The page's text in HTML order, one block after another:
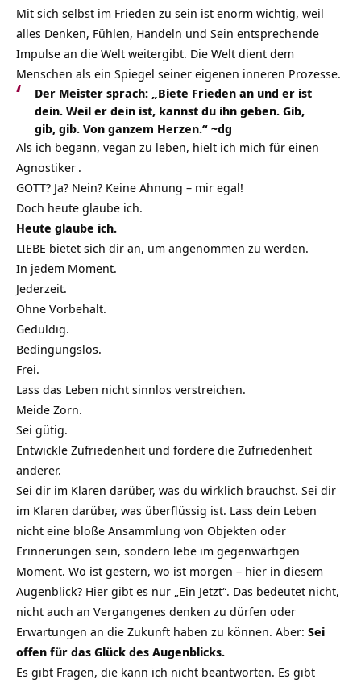
Mit sich selbst im Frieden zu sein ist enorm wichtig, weil
alles Denken, Fühlen, Handeln und Sein entsprechende
Impulse an die Welt weitergibt. Die Welt dient dem
Menschen als ein Spiegel seiner eigenen inneren Prozesse.
Der Meister sprach: „Biete Frieden an und er ist
dein. Weil er dein ist, kannst du ihn geben. Gib,
gib, gib. Von ganzem Herzen.“ ~dg
Als ich begann, vegan zu leben, hielt ich mich für einen
Agnostiker .
GOTT? Ja? Nein? Keine Ahnung – mir egal!
Doch heute glaube ich.
Heute glaube ich.
LIEBE bietet sich dir an, um angenommen zu werden.
In jedem Moment.
Jederzeit.
Ohne Vorbehalt.
Geduldig.
Bedingungslos.
Frei.
Lass das Leben nicht sinnlos verstreichen.
Meide Zorn.
Sei gütig.
Entwickle Zufriedenheit und fördere die Zufriedenheit
anderer.
Sei dir im Klaren darüber, was du wirklich brauchst. Sei dir
im Klaren darüber, was überflüssig ist. Lass dein Leben
nicht eine bloße Ansammlung von Objekten oder
Erinnerungen sein, sondern lebe im gegenwärtigen
Moment. Wo ist gestern, wo ist morgen – hier in diesem
Augenblick? Hier gibt es nur „Ein Jetzt“. Das bedeutet nicht,
nicht auch an Vergangenes denken zu dürfen oder
Erwartungen an die Zukunft haben zu können. Aber: Sei
offen für das Glück des Augenblicks.
Es gibt Fragen, die kann ich nicht beantworten. Es gibt